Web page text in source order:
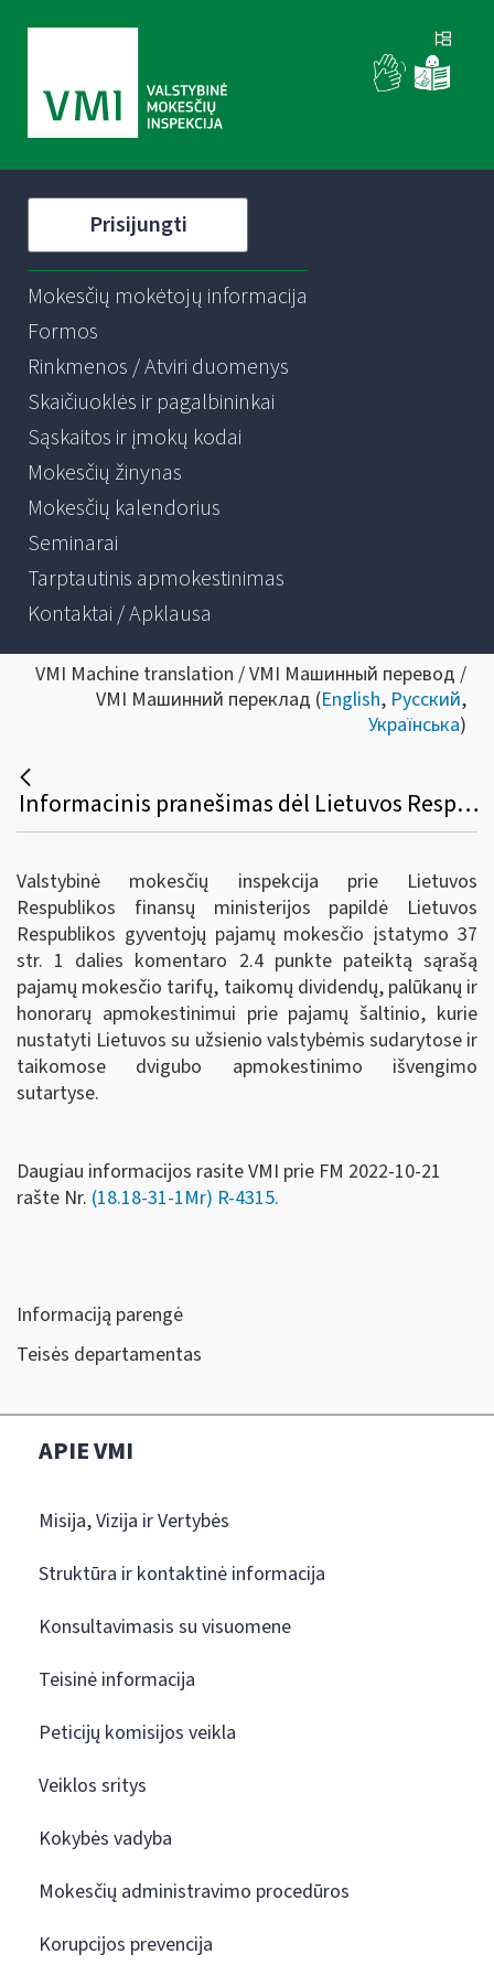
Prisijungti
Mokesčių mokėtojų informacija
Formos
Rinkmenos / Atviri duomenys
Skaičiuoklės ir pagalbininkai
Sąskaitos ir įmokų kodai
Mokesčių žinynas
Mokesčių kalendorius
Seminarai
Tarptautinis apmokestinimas
Kontaktai / Apklausa
VMI Machine translation / VMI Машинный перевод /
VMI Машинний переклад (English, Русский,
Українська)
Informacinis pranešimas dėl Lietuvos Respublikos gyventojų pajamų mokesčio įstatymo 37 straipsnio 1 dalies komentaro papildymo
Valstybinė mokesčių inspekcija prie Lietuvos
Respublikos finansų ministerijos papildė Lietuvos
Respublikos gyventojų pajamų mokesčio įstatymo 37
str. 1 dalies komentaro 2.4 punkte pateiktą sąrašą
pajamų mokesčio tarifų, taikomų dividendų, palūkanų ir
honorarų apmokestinimui prie pajamų šaltinio, kurie
nustatyti Lietuvos su užsienio valstybėmis sudarytose ir
taikomose dvigubo apmokestinimo išvengimo
sutartyse.
Daugiau informacijos rasite VMI prie FM 2022-10-21
rašte Nr. (18.18-31-1Mr) R-4315.
Informaciją parengė
Teisės departamentas
APIE VMI
Misija, Vizija ir Vertybės
Struktūra ir kontaktinė informacija
Konsultavimasis su visuomene
Teisinė informacija
Peticijų komisijos veikla
Veiklos sritys
Kokybės vadyba
Mokesčių administravimo procedūros
Korupcijos prevencija